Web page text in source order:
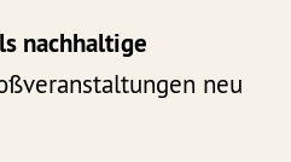
nachhaltige
neu